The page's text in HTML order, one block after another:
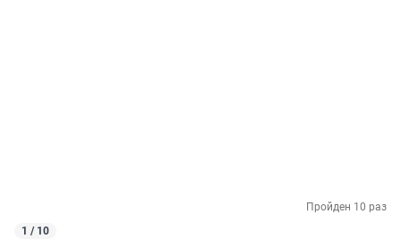
Пройден 10 раз
1 / 10